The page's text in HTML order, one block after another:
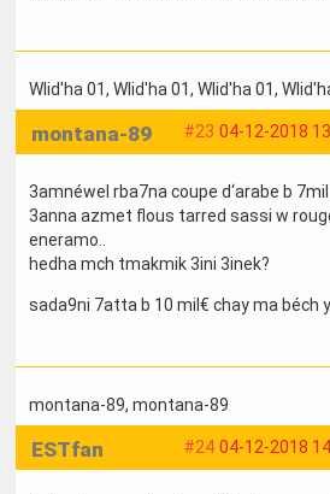
Wlid'ha 01, Wlid'ha 01, Wlid'ha 01,
#23 04-12-2018
montana-89
3amnéwel rba7na coupe d‘arabe b
3anna azmet flous tarred sassi w
eneramo..
hedha mch tmakmik 3ini 3inek?
sada9ni 7atta b 10 mil€ chay ma béch
montana-89, montana-89
#24 04-12-2018
ESTfan